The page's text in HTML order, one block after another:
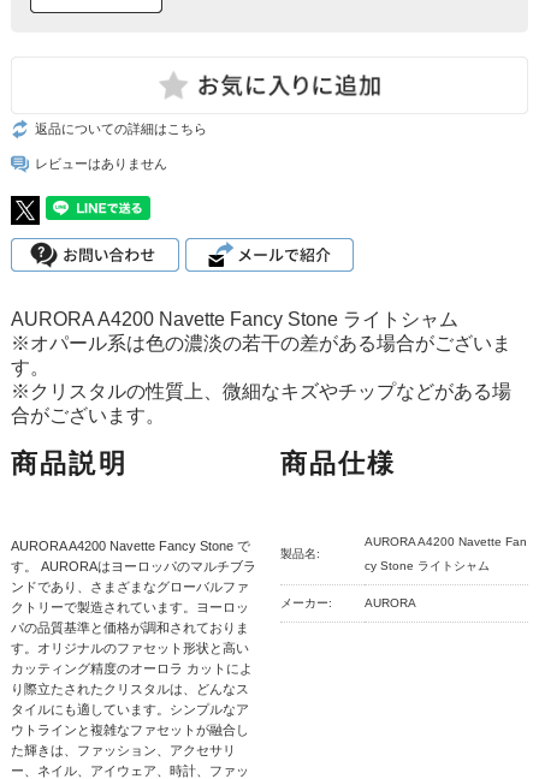
返品についての詳細はこちら
レビューはありません
AURORA A4200 Navette Fancy Stone ライトシャム
※オパール系は色の濃淡の若干の差がある場合がございま
す。
※クリスタルの性質上、微細なキズやチップなどがある場
合がございます。
商品説明
AURORA A4200 Navette Fancy Stone で
す。 AURORAはヨーロッパのマルチブラ
ンドであり、さまざまなグローバルファ
クトリーで製造されています。ヨーロッ
パの品質基準と価格が調和されておりま
す。オリジナルのファセット形状と高い
カッティング精度のオーロラ カットによ
り際立たされたクリスタルは、どんなス
タイルにも適しています。シンプルなア
ウトラインと複雑なファセットが融合し
た輝きは、ファッション、アクセサリ
ー、ネイル、アイウェア、時計、ファッ
商品仕様
製品名:
AURORA A4200 Navette Fan
cy Stone ライトシャム
メーカー: AURORA